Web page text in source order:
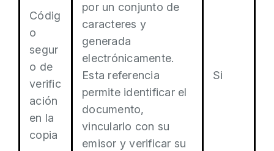
Códig
o
segur
o de
verific
ación
en la
copia
por un conjunto de
caracteres y
generada
electrónicamente.
Esta referencia
permite identificar el
documento,
vincularlo con su
emisor y verificar su
Si